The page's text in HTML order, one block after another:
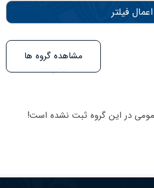
اعمال فیلتر
مشاهده گروه ها
در این گروه ثبت نشده است!